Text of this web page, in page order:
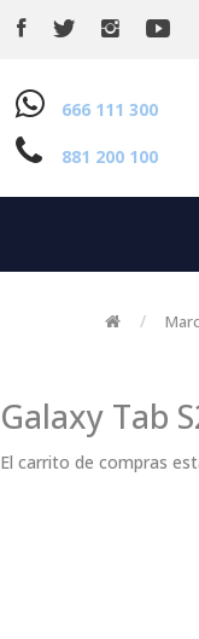
666 111 300
881 200 100
Galaxy Tab
El carrito de compras